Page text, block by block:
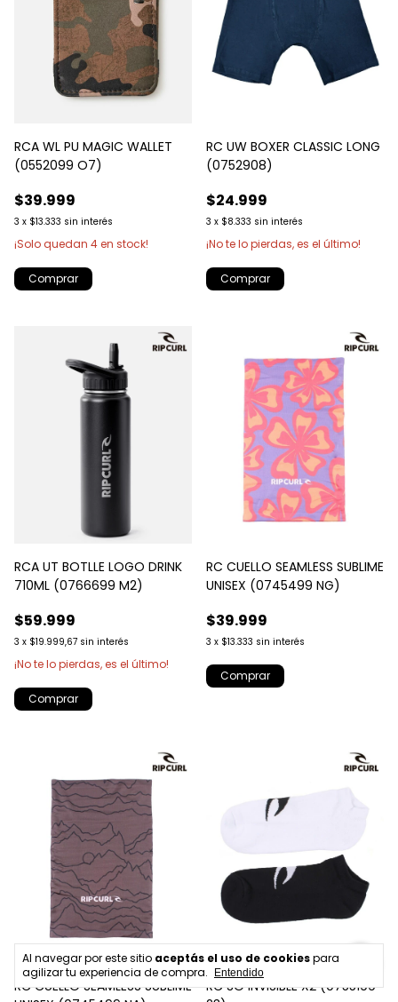
Al navegar por este sitio aceptás el uso de cookiespara
agilizar tu experiencia de compra.
Entendido
RCA WL PU MAGIC WALLET
(0552099 O7)
$39.999
3 x $13.333 sin interés
¡Solo quedan 4en stock!
RC UW BOXER CLASSIC LONG
(0752908)
$24.999
3 x $8.333 sin interés
¡No te lo pierdas, es el último!
Comprar
RCA UT BOTLLE LOGO DRINK
710ML (0766699 M2)
$59.999
3 x $19.999,67 sin interés
¡No te lo pierdas, es el último!
RC CUELLO SEAMLESS SUBLIME
UNISEX (0745499 NG)
$39.999
3 x $13.333 sin interés
RC CUELLO SEAMLESS SUBLIME
RC SO INVISIBLE X2 (0755199